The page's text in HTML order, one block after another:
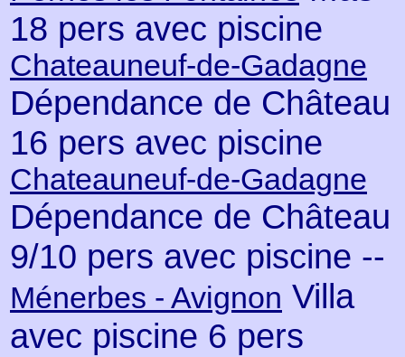
18 pers avec piscine
Chateauneuf-de-Gadagne
Dépendance de Château
16 pers avec piscine
Chateauneuf-de-Gadagne
Dépendance de Château
9/10 pers avec piscine --
Ménerbes - Avignon Villa
avec piscine 6 pers